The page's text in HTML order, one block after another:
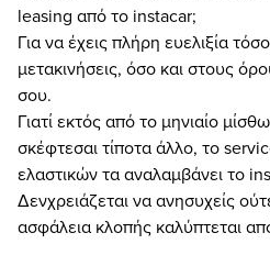
leasing από το instacar;
Για να έχεις πλήρη ευελιξία
μετακινήσεις, όσο και στους
σου.
Γιατί εκτός από το μηνιαίο
σκέφτεσαι τίποτα άλλο, το
ελαστικών τα αναλαμβάνει το
Δενχρειάζεται να ανησυχείς
ασφάλεια κλοπής καλύπτεται